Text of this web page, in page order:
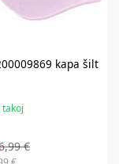
kapa šilt
€